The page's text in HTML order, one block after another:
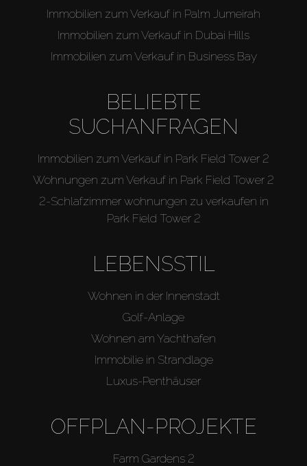
Immobilien zum Verkauf in Palm Jumeirah
Immobilien zum Verkauf in Dubai Hills
Immobilien zum Verkauf in Business Bay
BELIEBTE
SUCHANFRAGEN
Immobilien zum Verkauf in Park Field Tower 2
Wohnungen zum Verkauf in Park Field Tower 2
2-Schlafzimmer wohnungen zu verkaufen in
Park Field Tower 2
LEBENSSTIL
Wohnen in der Innenstadt
Golf-Anlage
Wohnen am Yachthafen
Immobilie in Strandlage
Luxus-Penthäuser
OFFPLAN-PROJEKTE
Farm Gardens 2